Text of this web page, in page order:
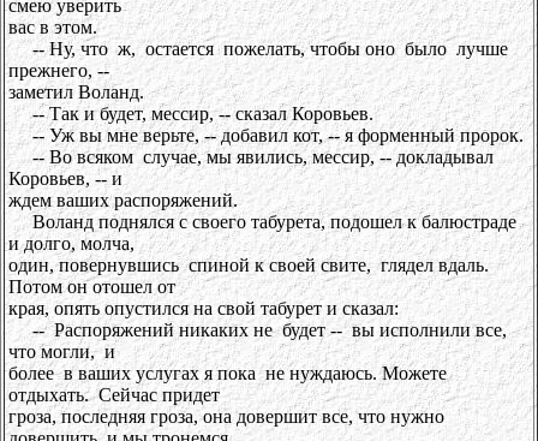
смею уверить
вас в этом.
-- Ну, что ж, остается пожелать, чтобы оно было лучше
прежнего, --
заметил Воланд.
-- Так и будет, мессир, -- сказал Коровьев.
-- Уж вы мне верьте, -- добавил кот, -- я форменный пророк.
-- Во всяком случае, мы явились, мессир, -- докладывал
Коровьев, -- и
ждем ваших распоряжений.
Воланд поднялся с своего табурета, подошел к балюстраде
и долго, молча,
один, повернувшись спиной к своей свите, глядел вдаль.
Потом он отошел от
края, опять опустился на свой табурет и сказал:
-- Распоряжений никаких не будет -- вы исполнили все,
что могли, и
более в ваших услугах я пока не нуждаюсь. Можете
отдыхать. Сейчас придет
гроза, последняя гроза, она довершит все, что нужно